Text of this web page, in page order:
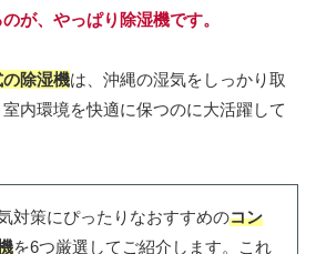
が、やっぱり除湿機です。
除湿機は、沖縄の湿気をしっかり取
内環境を快適に保つのに大活躍して
対策にぴったりなおすすめのコン
を6つ厳選してご紹介します。これ